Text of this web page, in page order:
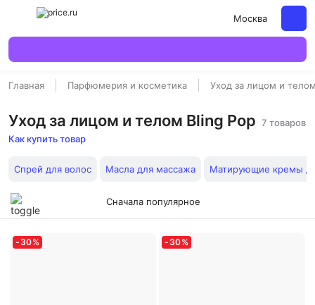
Москва
Главная Парфюмерия и косметика Уход за лицом и
Уход за лицом и телом Bling Pop 7 товаров
Как купить товар
Спрей для волос Масла для массажа Матирующие кремы
Сначала популярное
- 30% - 30%